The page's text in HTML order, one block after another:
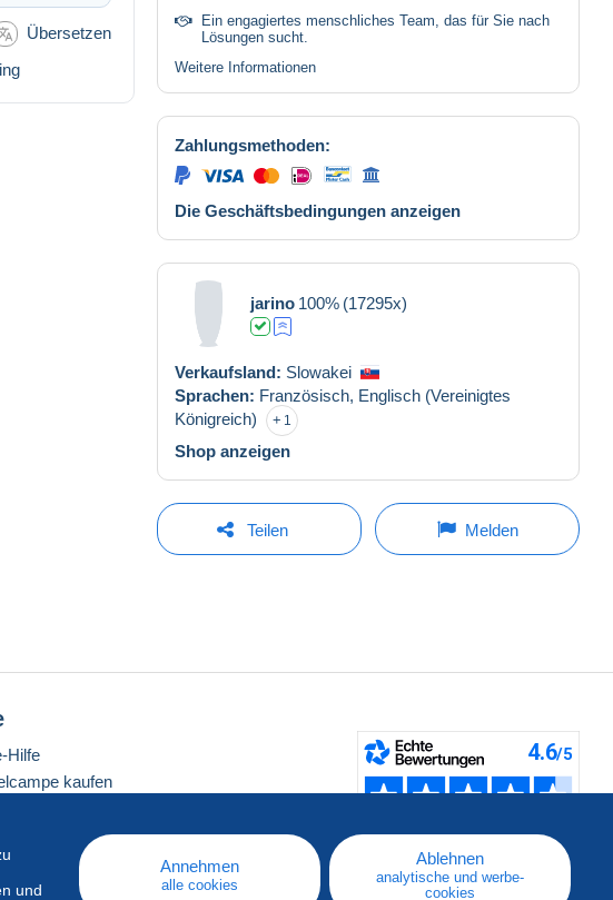
Übersetzen
Ein engagiertes menschliches Team, das für Sie nach
Lösungen sucht.
Weitere Informationen
Zahlungsmethoden:
Die Geschäftsbedingungen anzeigen
jarino 100% (17295x)
Verkaufsland: Slowakei
Sprachen: Französisch, Englisch (Vereinigtes
Königreich)
1
Shop anzeigen
Teilen Melden
und
Annehmen
alle cookies
Ablehnen
analytische und werbe-
cookies
Hilfe
kaufen
Website